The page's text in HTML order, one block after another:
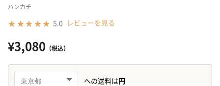
ハンカチ
5.0 レビューを見る
¥3,080 （税込）